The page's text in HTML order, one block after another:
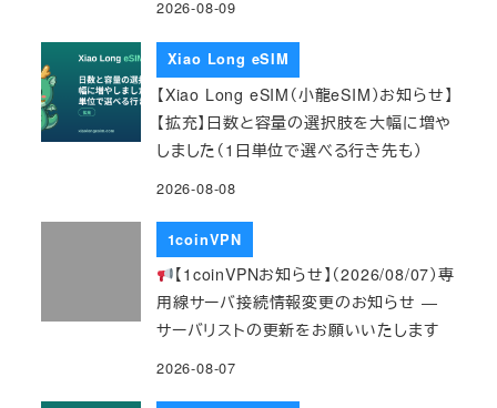
2026-08-09
Xiao Long eSIM
【Xiao Long eSIM（小龍eSIM）お知らせ】
【拡充】日数と容量の選択肢を大幅に増や
しました（1日単位で選べる行き先も）
2026-08-08
1coinVPN
【1coinVPNお知らせ】（2026/08/07）専
用線サーバ接続情報変更のお知らせ ―
サーバリストの更新をお願いいたします
2026-08-07